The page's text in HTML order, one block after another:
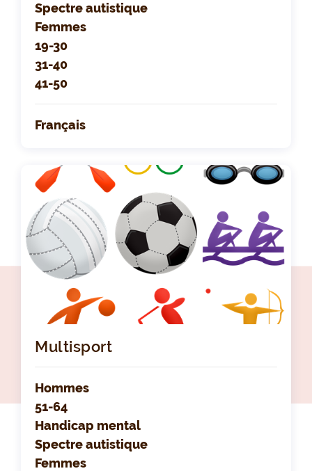
Spectre autistique
Femmes
19-30
31-40
41-50
Français
Multisport
Hommes
51-64
Handicap mental
Spectre autistique
Femmes